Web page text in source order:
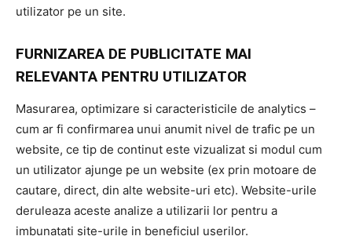
utilizator pe un site.
FURNIZAREA DE PUBLICITATE MAI
RELEVANTA PENTRU UTILIZATOR
Masurarea, optimizare si caracteristicile de analytics –
cum ar fi confirmarea unui anumit nivel de trafic pe un
website, ce tip de continut este vizualizat si modul cum
un utilizator ajunge pe un website (ex prin motoare de
cautare, direct, din alte website-uri etc). Website-urile
deruleaza aceste analize a utilizarii lor pentru a
imbunatati site-urile in beneficiul userilor.